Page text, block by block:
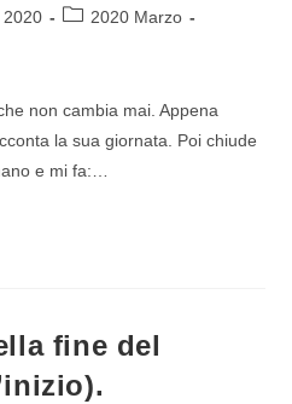
2020
2020 Marzo
non cambia mai. Appena
la sua giornata. Poi chiude
e mi fa:…
fine del